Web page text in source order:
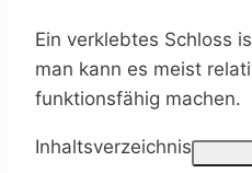
Ein verklebtes Schloss
man kann es meist
funktionsfähig machen.
Inhaltsverzeichnis